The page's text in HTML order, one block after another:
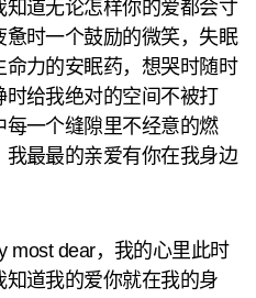
道无论怎样你的爱都会寸
时一个鼓励的微笑，失眠
力的安眠药，想哭时随时
给我绝对的空间不被打
一个缝隙里不经意的燃
最最的亲爱有你在我身边
most dear，我的心里此时
道我的爱你就在我的身